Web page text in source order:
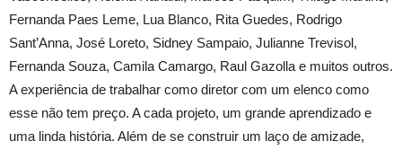
Fernanda Paes Leme, Lua Blanco, Rita Guedes, Rodrigo
Sant’Anna, José Loreto, Sidney Sampaio, Julianne Trevisol,
Fernanda Souza, Camila Camargo, Raul Gazolla e muitos outros.
A experiência de trabalhar como diretor com um elenco como
esse não tem preço. A cada projeto, um grande aprendizado e
uma linda história. Além de se construir um laço de amizade,